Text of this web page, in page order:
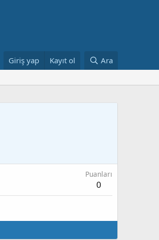
Giriş yap Kayıt ol Ara
Puanları
0